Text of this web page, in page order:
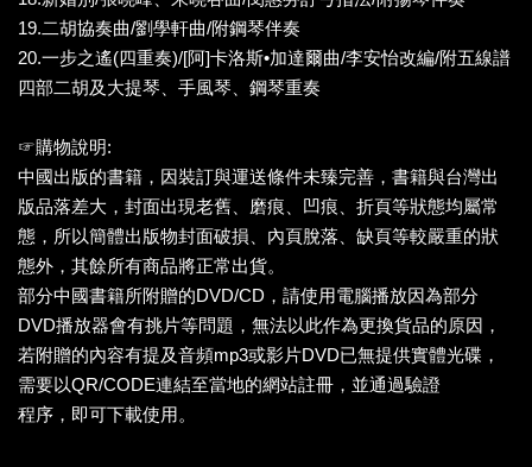
19.二胡協奏曲/劉學軒曲/附鋼琴伴奏
20.一步之遙(四重奏)/[阿]卡洛斯•加達爾曲/李安怡改編/附五線譜
四部二胡及大提琴、手風琴、鋼琴重奏
☞購物說明:
中國出版的書籍，因裝訂與運送條件未臻完善，書籍與台灣出
版品落差大，封面出現老舊、磨痕、凹痕、折頁等狀態均屬常
態，所以簡體出版物封面破損、內頁脫落、缺頁等較嚴重的狀
態外，其餘所有商品將正常出貨。
部分中國書籍所附贈的DVD/CD，請使用電腦播放因為部分
DVD播放器會有挑片等問題，無法以此作為更換貨品的原因，
若附贈的內容有提及音頻mp3或影片DVD已無提供實體光碟，
需要以QR/CODE連結至當地的網站註冊，並通過驗證
程序，即可下載使用。